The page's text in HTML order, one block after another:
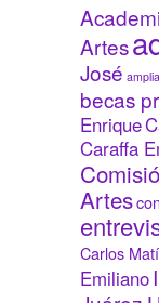
Artes
José
becas
Enrique
Caraffa
Artes
Carlos
Emiliano